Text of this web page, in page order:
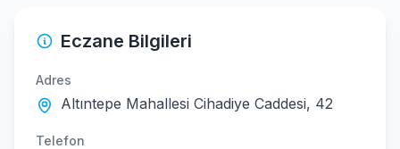
Eczane Bilgileri
Adres
Altıntepe Mahallesi Cihadiye Caddesi, 42
Telefon